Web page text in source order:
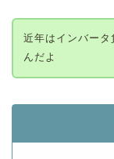
近年はインバー
んだよ